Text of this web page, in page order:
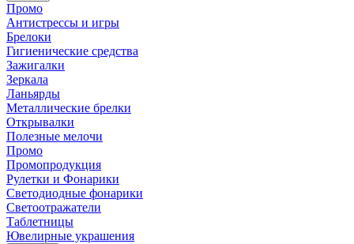
Промо
Антистрессы и игры
Брелоки
Гигиенические средства
Зажигалки
Зеркала
Ланьярды
Металлические брелки
Открывалки
Полезные мелочи
Промо
Промопродукция
Рулетки и Фонарики
Светодиодные фонарики
Светоотражатели
Таблетницы
Ювелирные украшения